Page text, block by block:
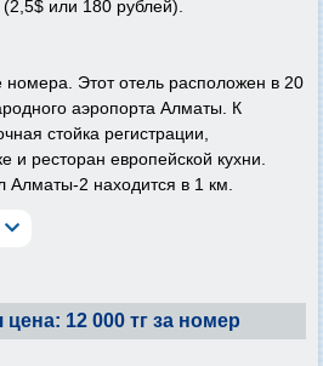
или 180 рублей).
Этот отель расположен в 20
аэропорта Алматы. К
стойка регистрации,
и ресторан европейской кухни.
2 находится в 1 км.
12 000 тг за номер